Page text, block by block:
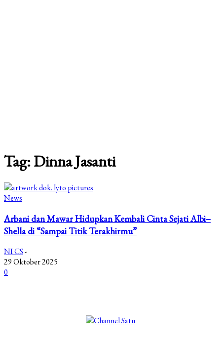
Tag: Dinna Jasanti
News
Arbani dan Mawar Hidupkan Kembali Cinta Sejati Albi–
Shella di “Sampai Titik Terakhirmu”
NI CS-
29 Oktober 2025
0